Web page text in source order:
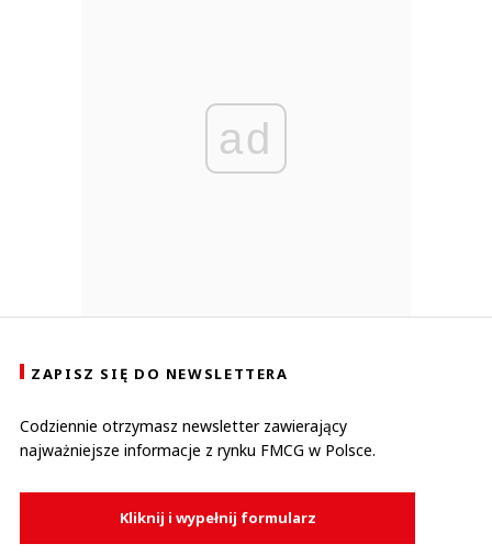
ad
ZAPISZ SIĘ DO NEWSLETTERA
Codziennie otrzymasz newsletter zawierający
najważniejsze informacje z rynku FMCG w Polsce.
Kliknij i wypełnij formularz